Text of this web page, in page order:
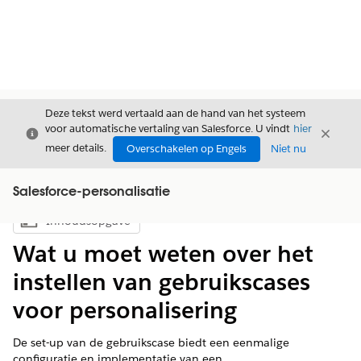
Sluiten
Deze tekst werd vertaald aan de hand van het systeem
voor automatische vertaling van Salesforce. U vindt hier
meer details.
Overschakelen op Engels Niet nu
Sluiten
Salesforce-personalisatie
Inhoudsopgave weergeven
Inhoudsopgave
Wat u moet weten over het
instellen van gebruikscases
voor personalisering
De set-up van de gebruikscase biedt een eenmalige